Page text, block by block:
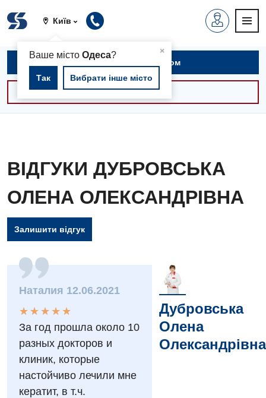
Київ
×
Ваше містоОдеса?
Так Вибрати інше місто
Вакансії
Заходи БПР
Інтернатура
Діагностика
Діагностичне відділення
Записатися на прийом
Консультації -30%
ВІДГУКИ ДУБРОВСЬКА
ОЛЕНА ОЛЕКСАНДРІВНА
Залишити відгук
Наталия 12.06.2021
★
★
★
★
★
★ ★ ★ ★ ★
За год прошла около 10
разных докторов и
клиник, которые
настойчиво лечили мне
кератит, в т.ч.
Дубровська
Олена
Олександрівна